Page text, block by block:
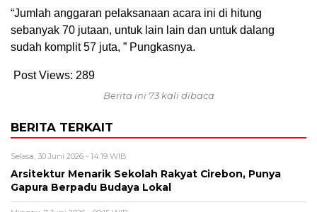
“Jumlah anggaran pelaksanaan acara ini di hitung
sebanyak 70 jutaan, untuk lain lain dan untuk dalang
sudah komplit 57 juta, ” Pungkasnya.
Post Views: 289
Berita ini 73 kali dibaca
BERITA TERKAIT
Selasa, 30 Juni 2026 - 14:19 WIB
Arsitektur Menarik Sekolah Rakyat Cirebon, Punya
Gapura Berpadu Budaya Lokal